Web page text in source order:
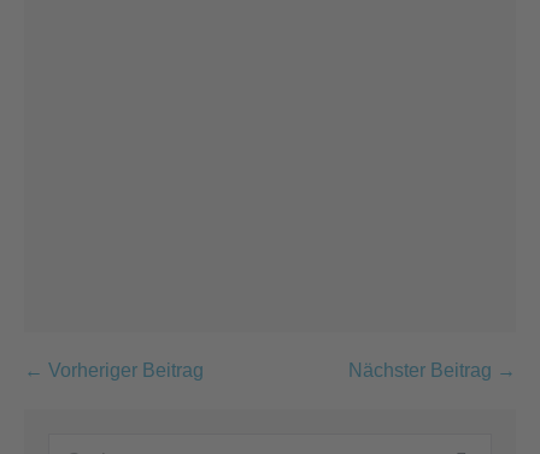
Beitragsnavigation
← Vorheriger Beitrag Nächster Beitrag →